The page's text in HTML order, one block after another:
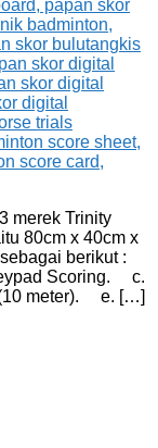
merek Trinity
80cm x 40cm x
sebagai berikut :
Scoring. c.
meter). e. […]